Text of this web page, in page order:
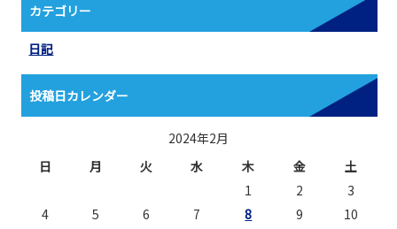
カテゴリー
日記
投稿日カレンダー
2024年2月
日
月 火 水 木 金 土
1 2
3
4
5 6 7 8 9
10